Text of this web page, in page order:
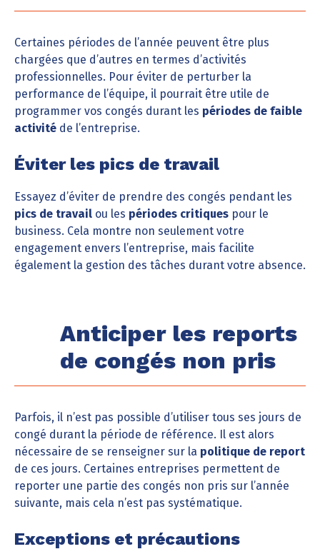
Certaines périodes de l’année peuvent être plus
chargées que d’autres en termes d’activités
professionnelles. Pour éviter de perturber la
performance de l’équipe, il pourrait être utile de
programmer vos congés durant les périodes de faible
activité de l’entreprise.
Éviter les pics de travail
Essayez d’éviter de prendre des congés pendant les
pics de travail ou les périodes critiques pour le
business. Cela montre non seulement votre
engagement envers l’entreprise, mais facilite
également la gestion des tâches durant votre absence.
Anticiper les reports
de congés non pris
Parfois, il n’est pas possible d’utiliser tous ses jours de
congé durant la période de référence. Il est alors
nécessaire de se renseigner sur la politique de report
de ces jours. Certaines entreprises permettent de
reporter une partie des congés non pris sur l’année
suivante, mais cela n’est pas systématique.
Exceptions et précautions